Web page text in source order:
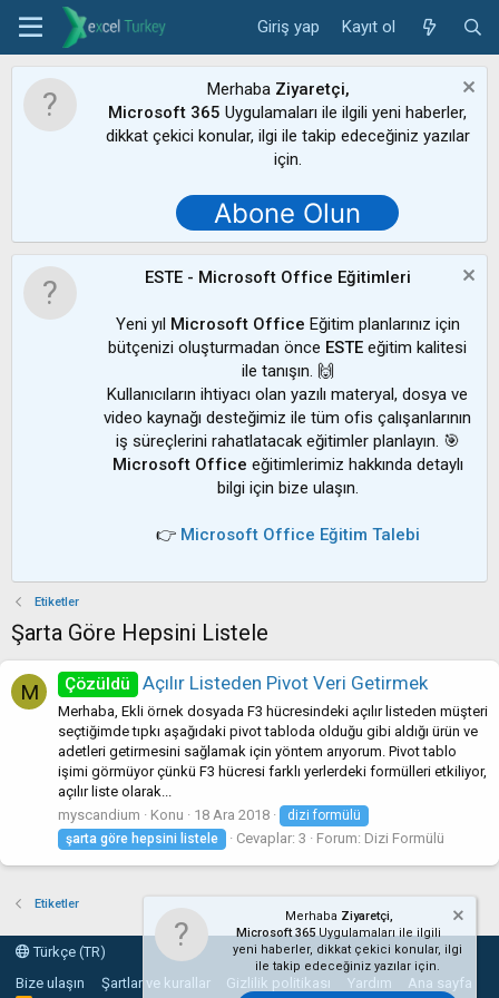
Giriş yap Kayıt ol
Merhaba Ziyaretçi,
Microsoft 365 Uygulamaları ile ilgili yeni haberler,
dikkat çekici konular, ilgi ile takip edeceğiniz yazılar
için.
Abone Olun
ESTE - Microsoft Office Eğitimleri
Yeni yıl Microsoft Office Eğitim planlarınız için
bütçenizi oluşturmadan önce ESTE eğitim kalitesi
ile tanışın. 🙌
Kullanıcıların ihtiyacı olan yazılı materyal, dosya ve
video kaynağı desteğimiz ile tüm ofis çalışanlarının
iş süreçlerini rahatlatacak eğitimler planlayın. 🎯
Microsoft Office eğitimlerimiz hakkında detaylı
bilgi için bize ulaşın.
👉 Microsoft Office Eğitim Talebi
Etiketler
Şarta Göre Hepsini Listele
M Çözüldü Açılır Listeden Pivot Veri Getirmek
Merhaba, Ekli örnek dosyada F3 hücresindeki açılır listeden müşteri
seçtiğimde tıpkı aşağıdaki pivot tabloda olduğu gibi aldığı ürün ve
adetleri getirmesini sağlamak için yöntem arıyorum. Pivot tablo
işimi görmüyor çünkü F3 hücresi farklı yerlerdeki formülleri etkiliyor,
açılır liste olarak...
myscandium
Konu 18 Ara 2018
dizi formülü
şarta göre hepsini listele Cevaplar: 3 Forum: Dizi Formülü
Etiketler
Türkçe (TR)
Bize ulaşın
Şartlar ve kurallar Gizlilik politikası Yardım Ana sayfa
Merhaba Ziyaretçi,
Microsoft 365Uygulamaları ile ilgili
yeni haberler, dikkat çekici konular, ilgi
ile takip edeceğiniz yazılar için.